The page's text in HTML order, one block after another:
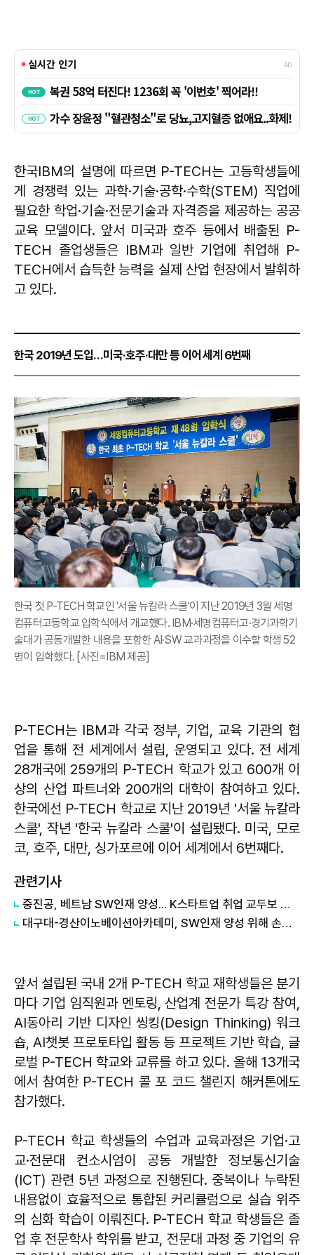
한국IBM의 설명에 따르면 P-TECH는 고등학생들에
게 경쟁력 있는 과학·기술·공학·수학(STEM) 직업에
필요한 학업·기술·전문기술과 자격증을 제공하는 공공
교육 모델이다. 앞서 미국과 호주 등에서 배출된 P-
TECH 졸업생들은 IBM과 일반 기업에 취업해 P-
TECH에서 습득한 능력을 실제 산업 현장에서 발휘하
고 있다.
한국 2019년 도입…미국·호주·대만 등 이어 세계 6번째
한국 첫 P-TECH 학교인 '서울 뉴칼라 스쿨'이 지난 2019년 3월 세명
컴퓨터고등학교 입학식에서 개교했다. IBM·세명컴퓨터고·경기과학기
술대가 공동개발한 내용을 포함한 AI·SW 교과과정을 이수할 학생 52
명이 입학했다. [사진=IBM 제공]
P-TECH는 IBM과 각국 정부, 기업, 교육 기관의 협
업을 통해 전 세계에서 설립, 운영되고 있다. 전 세계
28개국에 259개의 P-TECH 학교가 있고 600개 이
상의 산업 파트너와 200개의 대학이 참여하고 있다.
한국에선 P-TECH 학교로 지난 2019년 '서울 뉴칼라
스쿨', 작년 '한국 뉴칼라 스쿨'이 설립됐다. 미국, 모로
코, 호주, 대만, 싱가포르에 이어 세계에서 6번째다.
관련기사
중진공, 베트남 SW인재 양성... K스타트업 취업 교두보 마련
대구대-경산이노베이션아카데미, SW인재 양성 위해 손잡다
앞서 설립된 국내 2개 P-TECH 학교 재학생들은 분기
마다 기업 임직원과 멘토링, 산업계 전문가 특강 참여,
AI동아리 기반 디자인 씽킹(Design Thinking) 워크
숍, AI챗봇 프로토타입 활동 등 프로젝트 기반 학습, 글
로벌 P-TECH 학교와 교류를 하고 있다. 올해 13개국
에서 참여한 P-TECH 콜 포 코드 챌린지 해커톤에도
참가했다.
P-TECH 학교 학생들의 수업과 교육과정은 기업·고
교·전문대 컨소시엄이 공동 개발한 정보통신기술
(ICT) 관련 5년 과정으로 진행된다. 중복이나 누락된
내용없이 효율적으로 통합된 커리큘럼으로 실습 위주
의 심화 학습이 이뤄진다. P-TECH 학교 학생들은 졸
업 후 전문학사 학위를 받고, 전문대 과정 중 기업의 유